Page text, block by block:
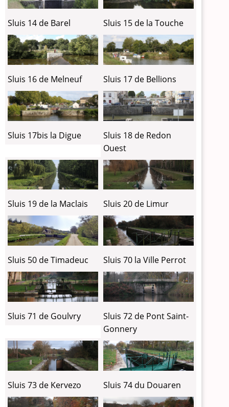
Sluis 14 de Barel Sluis 15 de la Touche
Sluis 16 de Melneuf Sluis 17 de Bellions
Sluis 17bis la Digue
Sluis 18 de Redon
Ouest
Sluis 19 de la Maclais Sluis 20 de Limur
Sluis 50 de Timadeuc Sluis 70 la Ville Perrot
Sluis 71 de Goulvry
Sluis 72 de Pont Saint-
Gonnery
Sluis 73 de Kervezo Sluis 74 du Douaren